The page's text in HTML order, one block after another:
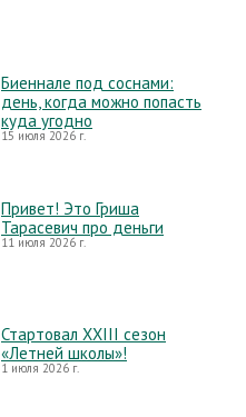
Биеннале под соснами:
день, когда можно попасть
куда угодно
15 июля 2026 г.
Привет! Это Гриша
Тарасевич про деньги
11 июля 2026 г.
Стартовал XXIII сезон
«Летней школы»!
1 июля 2026 г.